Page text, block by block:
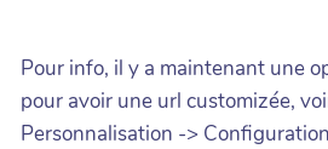
Pour info, il y a maintenant une
pour avoir une url customizée,
Personnalisation ->